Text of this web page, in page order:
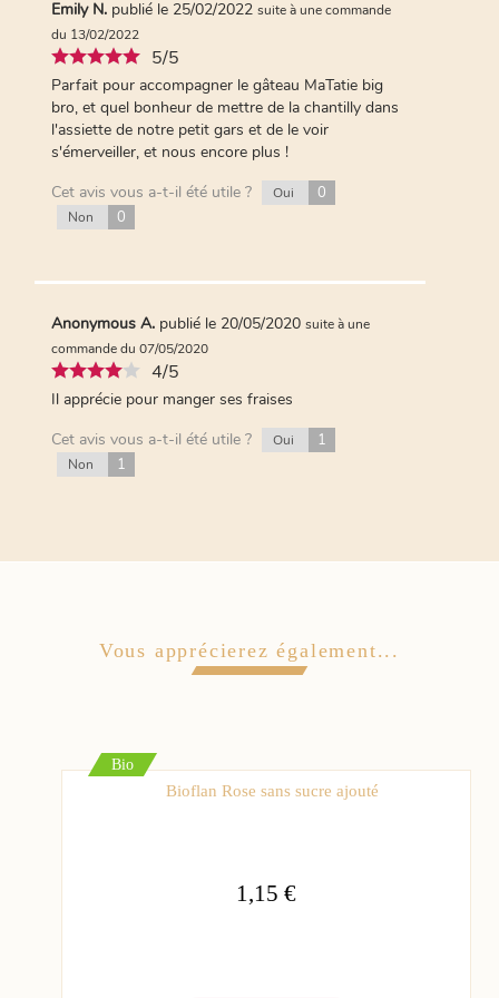
Emily N. publié le 25/02/2022 suite à une commande
du 13/02/2022
5/5
Parfait pour accompagner le gâteau MaTatie big
bro, et quel bonheur de mettre de la chantilly dans
l'assiette de notre petit gars et de le voir
s'émerveiller, et nous encore plus !
Cet avis vous a-t-il été utile ?
Oui 0
Non 0
Anonymous A. publié le 20/05/2020 suite à une
commande du 07/05/2020
4/5
Il apprécie pour manger ses fraises
Cet avis vous a-t-il été utile ?
Oui 1
Non 1
Vous apprécierez également...
Bio
Bioflan Rose sans sucre ajouté
1,15 €